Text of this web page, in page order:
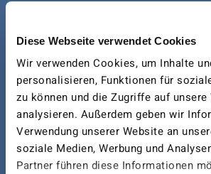
Diese Webseite verwendet Cookies
Wir verwenden Cookies, um Inhalte
personalisieren, Funktionen für
zu können und die Zugriffe auf unsere
analysieren. Außerdem geben wir
Verwendung unserer Website an
soziale Medien, Werbung und
Partner führen diese Informationen
Spende
Möchten Sie den VCS, Sektion
Spende unterstützen?
Wir danken Ihnen von ganzem
Unterstützung.